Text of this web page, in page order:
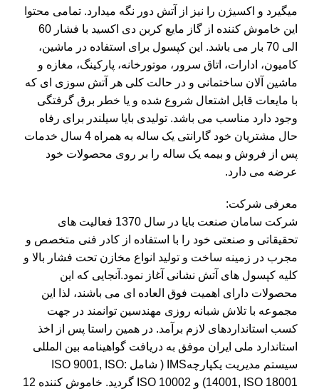
میگیرد و اکسیژن را نیز از آتش دور نگه میدارد. تمامی محتوا
این خاموش کننده از گاز مایع کربن دی اکسید با فشار 60
الی 70 بار می باشد. این کپسول برای استفاده در ماشین،
کامیون، ادارات، اتاق سرور، موتورخانه، پارکینگ، مغازه و
ماشین آلان ساختمانی و در حالت کلی هر آتش سوزی ای که
با مایعات قابل اشتعال شروع شده و یا خطر برق گرفتگی
وجود دارد مناسب می باشد. تولیدی بایا سیلندر برای رفاه
حال مشتریان خود گارانتی یک ساله به همراه 4 سال خدمات
پس از فروش و بیمه یک ساله را بر روی محصولات خود
عرضه می دارد.
معرفی شرکت:
شرکت سامان صنعت بایا در سال 1370 فعالیت های
تحقیقاتی و صنعتی خود را با استفاده از کادر فنی متخصص و
مجرب در زمینه ساخت و تولید انواع مخازن تحت فشار بالا و
کلیه کپسول های آتش نشانی آغاز نمود.آنجایی که این
محصولات دارای اهمیت فوق العاده ای می باشند، لذا این
مجموعه با تلاش شبانه روزی مهندسین توانمند در جهت
کسب استانداردهای لازم برآمد. در همین راستا پس از اخذ
استاندارد ملی ایران موفق به دریافت گواهینامه بین المللی
سیستم مدیریت یکپارچهIMS ( شامل :ISO 9001, ISO
14001, ISO 18001) و ISO 10002 گردید. خاموش کننده 12